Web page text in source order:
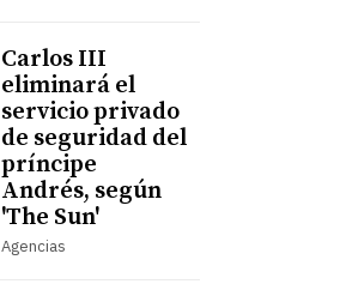
Carlos III
eliminará el
servicio privado
de seguridad del
príncipe
Andrés, según
'The Sun'
Agencias